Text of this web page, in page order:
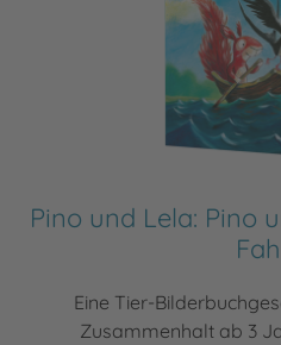
Pino und Lela: Pino
Eine Tier-
Zusammenhalt ab 3